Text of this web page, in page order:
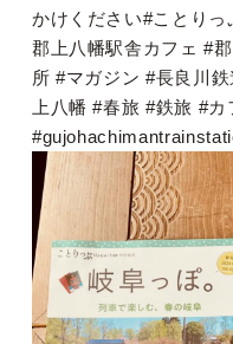
かけください️#ことり
郡上八幡駅舎カフェ #
所 #マガジン #長良川
上八幡 #春旅 #鉄旅 #